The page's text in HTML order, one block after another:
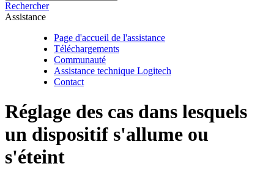
Rechercher
Assistance
Page d'accueil de l'assistance
Téléchargements
Communauté
Assistance technique Logitech
Contact
Réglage des cas dans lesquels
un dispositif s'allume ou
s'éteint